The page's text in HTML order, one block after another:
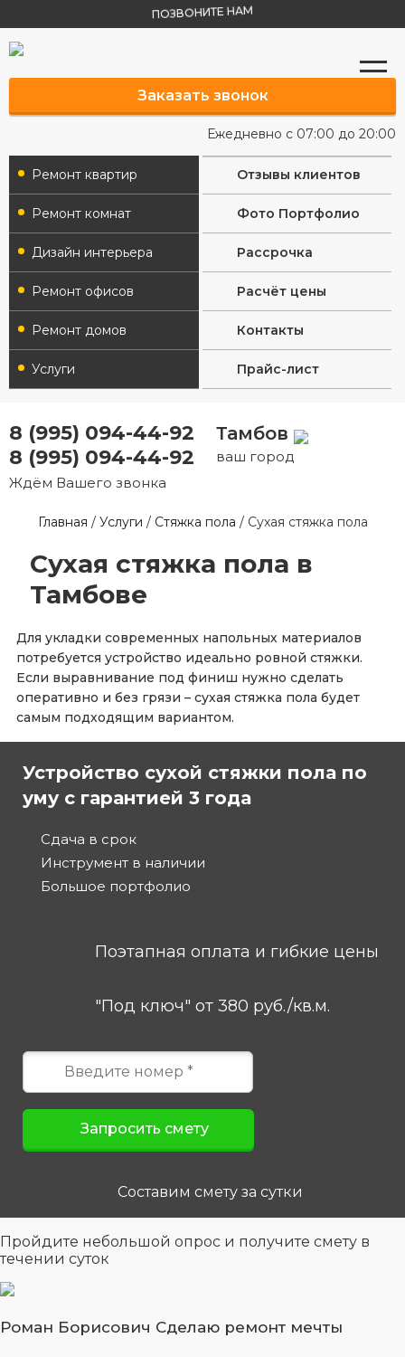
ПОЗВОНИТЕ НАМ
Заказать звонок
Ежедневно с 07:00 до 20:00
Ремонт квартир
Ремонт комнат
Дизайн интерьера
Ремонт офисов
Ремонт домов
Услуги
Отзывы клиентов
Фото Портфолио
Рассрочка
Расчёт цены
Контакты
Прайс-лист
8 (995) 094-44-92
8 (995) 094-44-92
Ждём Вашего звонка
Тамбов
ваш город
Главная / Услуги / Стяжка пола / Сухая стяжка пола
Сухая стяжка пола в
Тамбове
Для укладки современных напольных материалов
потребуется устройство идеально ровной стяжки.
Если выравнивание под финиш нужно сделать
оперативно и без грязи – сухая стяжка пола будет
самым подходящим вариантом.
Устройство сухой стяжки пола по
уму с гарантией 3 года
Сдача в срок
Инструмент в наличии
Большое портфолио
Поэтапная оплата и гибкие цены
"Под ключ" от 380 руб./кв.м.
Составим смету за сутки
Пройдите небольшой опрос и получите смету в
течении суток
Роман Борисович Сделаю ремонт мечты